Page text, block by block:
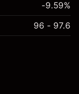
-9.59%
96 - 97.6